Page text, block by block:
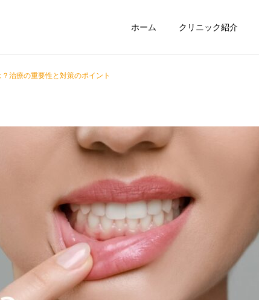
ホーム クリニック紹介
歯周病治療
矯正治療
歯の健康を維持するための
食事と栄養のポイント
歯周病と全身の健康の関係
とは？妊娠・糖尿病・心臓
病などへの影響
治療の重要性と対策のポイント